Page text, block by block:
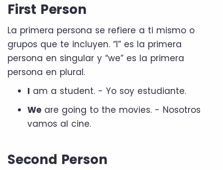
First Person
La primera persona se refiere a ti mismo o
grupos que te incluyen. “I” es la primera
persona en singular y “we” es la primera
persona en plural.
I am a student. - Yo soy estudiante.
We are going to the movies. - Nosotros
vamos al cine.
Second Person